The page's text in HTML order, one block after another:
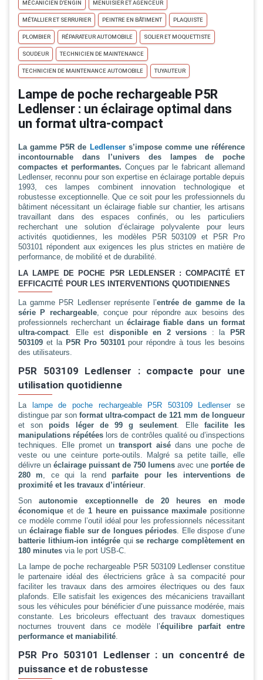
MÉCANICIEN D’ENGIN MENUISIER ET AGENCEUR
MÉTALLIER ET SERRURIER PEINTRE EN BÂTIMENT PLAQUISTE
PLOMBIER RÉPARATEUR AUTOMOBILE SOLIER ET MOQUETTISTE
SOUDEUR TECHNICIEN DE MAINTENANCE
TECHNICIEN DE MAINTENANCE AUTOMOBILE TUYAUTEUR
Lampe de poche rechargeable P5R
Ledlenser : un éclairage optimal dans
un format ultra-compact
La gamme P5R de Ledlensers’impose comme une référence
incontournable dans l’univers des lampes de poche
compactes et performantes. Conçues par le fabricant allemand
Ledlenser, reconnu pour son expertise en éclairage portable depuis
1993, ces lampes combinent innovation technologique et
robustesse exceptionnelle. Que ce soit pour les professionnels du
bâtiment nécessitant un éclairage fiable sur chantier, les artisans
travaillant dans des espaces confinés, ou les particuliers
recherchant une solution d’éclairage polyvalente pour leurs
activités quotidiennes, les modèles P5R 503109 et P5R Pro
503101 répondent aux exigences les plus strictes en matière de
performance, de mobilité et de durabilité.
LA LAMPE DE POCHE P5R LEDLENSER : COMPACITÉ ET
EFFICACITÉ POUR LES INTERVENTIONS QUOTIDIENNES
La gamme P5R Ledlenser représente l’entrée de gamme de la
série P rechargeable, conçue pour répondre aux besoins des
professionnels recherchant un éclairage fiable dans un format
ultra-compact. Elle est disponible en 2 versions : laP5R
503109 et la P5R Pro 503101pour répondre à tous les besoins
des utilisateurs.
P5R 503109 Ledlenser : compacte pour une
utilisation quotidienne
La lampe de poche rechargeable P5R 503109 Ledlenserse
distingue par sonformat ultra-compact de 121 mm de longueur
et sonpoids léger de 99 g seulement. Elle facilite les
manipulations répétées lors de contrôles qualité ou d’inspections
techniques. Elle promet untransport aisé dans une poche de
veste ou une ceinture porte-outils. Malgré sa petite taille, elle
délivre un éclairage puissant de 750 lumens avec une portée de
280 m, ce qui la rendparfaite pour les interventions de
proximité et les travaux d’intérieur.
Sonautonomie exceptionnelle de 20 heures en mode
économique et de 1 heure en puissance maximale positionne
ce modèle comme l’outil idéal pour les professionnels nécessitant
un éclairage fiable sur de longues périodes. Elle dispose d’une
batterie lithium-ion intégréequise recharge complètement en
180 minutes via le port USB-C.
La lampe de poche rechargeable P5R 503109 Ledlenser constitue
le partenaire idéal des électriciens grâce à sa compacité pour
faciliter les travaux dans des armoires électriques ou des faux
plafonds. Elle satisfait les exigences des mécaniciens travaillant
sous les véhicules pour bénéficier d’une puissance modérée, mais
constante. Les bricoleurs effectuant des travaux domestiques
nocturnes trouvent dans ce modèle l’équilibre parfait entre
performance et maniabilité.
P5R Pro 503101 Ledlenser : un concentré de
puissance et de robustesse